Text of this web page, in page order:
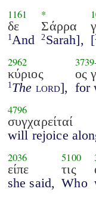
1161
δε
1 And
*
Σάρρα
2 Sarah], [
2962
κύριος
1 The lord],
3739
ος
for
4796
συγχαρείταί
will rejoice
2036
είπε
she said,
5100
τις
Who